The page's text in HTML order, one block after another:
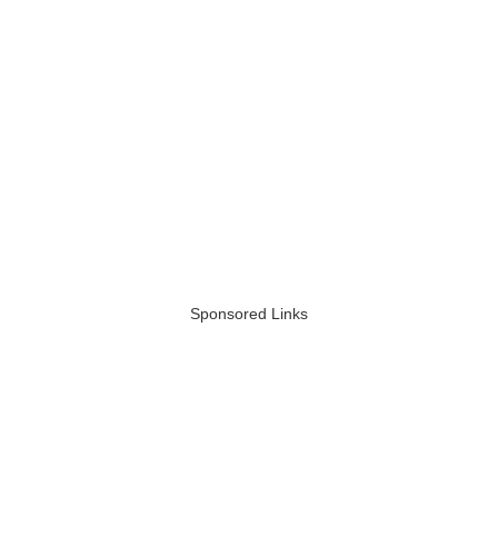
Sponsored Links